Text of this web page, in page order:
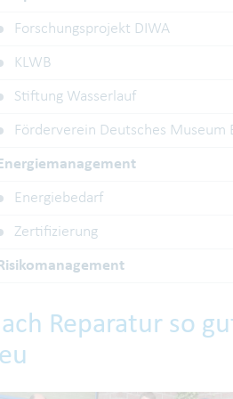
Forschungsprojekt DIWA
KLWB
Stiftung Wasserlauf
Förderverein Deutsches Museum
Energiebedarf
Zertifizierung
Reparatur so